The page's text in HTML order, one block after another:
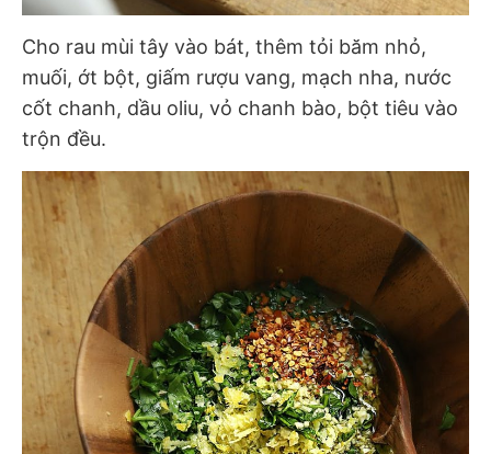
Cho rau mùi tây vào bát, thêm tỏi băm nhỏ,
muối, ớt bột, giấm rượu vang, mạch nha, nước
cốt chanh, dầu oliu, vỏ chanh bào, bột tiêu vào
trộn đều.